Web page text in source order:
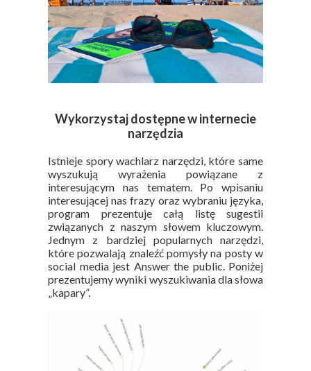
Wykorzystaj dostępne w internecie
narzędzia
Istnieje spory wachlarz narzędzi, które same
wyszukują wyrażenia powiązane z
interesującym nas tematem. Po wpisaniu
interesującej nas frazy oraz wybraniu języka,
program prezentuje całą listę sugestii
związanych z naszym słowem kluczowym.
Jednym z bardziej popularnych narzędzi,
które pozwalają znaleźć pomysły na posty w
social media jest Answer the public. Poniżej
prezentujemy wyniki wyszukiwania dla słowa
„kapary”.